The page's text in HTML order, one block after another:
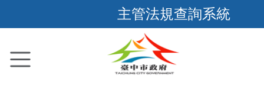
到
要
主管法規查詢系統